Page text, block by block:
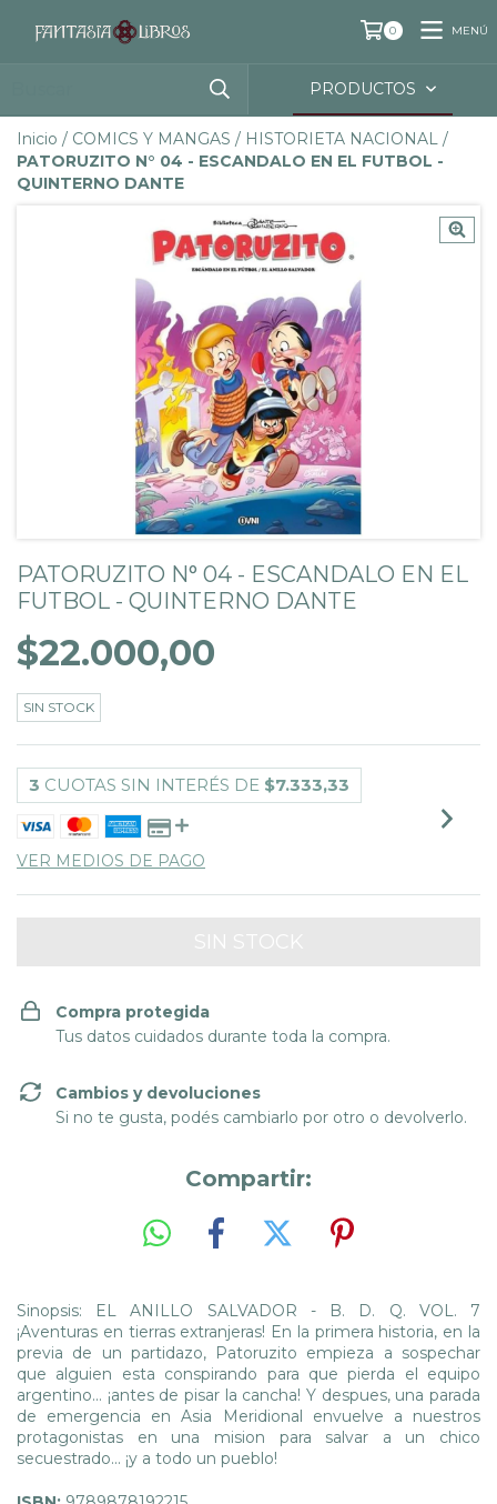
0 MENÚ
PRODUCTOS
Inicio / COMICS Y MANGAS / HISTORIETA NACIONAL /
PATORUZITO N° 04 - ESCANDALO EN EL FUTBOL -
QUINTERNO DANTE
PATORUZITO N° 04 - ESCANDALO EN EL
FUTBOL - QUINTERNO DANTE
$22.000,00
SIN STOCK
3 CUOTAS SIN INTERÉS DE $7.333,33
VER MEDIOS DE PAGO
Compra protegida
Tus datos cuidados durante toda la compra.
Cambios y devoluciones
Si no te gusta, podés cambiarlo por otro o devolverlo.
Compartir:
Sinopsis: EL ANILLO SALVADOR - B. D. Q. VOL. 7
¡Aventuras en tierras extranjeras! En la primera historia, en la
previa de un partidazo, Patoruzito empieza a sospechar
que alguien esta conspirando para que pierda el equipo
argentino... ¡antes de pisar la cancha! Y despues, una parada
de emergencia en Asia Meridional envuelve a nuestros
protagonistas en una mision para salvar a un chico
secuestrado... ¡y a todo un pueblo!